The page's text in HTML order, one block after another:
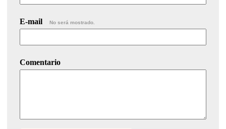
E-mail No será mostrado.
Comentario